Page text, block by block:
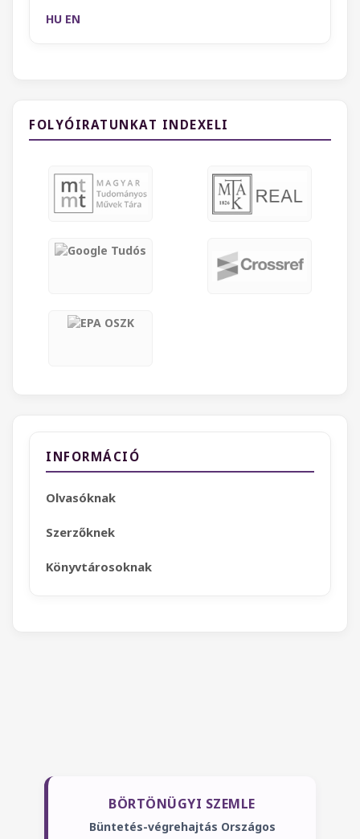
HU EN
FOLYÓIRATUNKAT INDEXELI
INFORMÁCIÓ
Olvasóknak
Szerzőknek
Könyvtárosoknak
BÖRTÖNÜGYI SZEMLE
Büntetés-végrehajtás Országos